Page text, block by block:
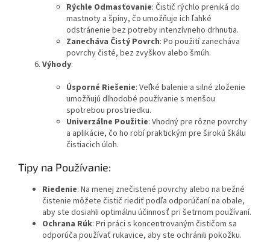
Rýchle Odmasťovanie: Čistič rýchlo preniká do
mastnoty a špiny, čo umožňuje ich ľahké
odstránenie bez potreby intenzívneho drhnutia.
Zanecháva Čistý Povrch: Po použití zanecháva
povrchy čisté, bez zvyškov alebo šmúh.
Výhody:
Úsporné Riešenie: Veľké balenie a silné zloženie
umožňujú dlhodobé používanie s menšou
spotrebou prostriedku.
Univerzálne Použitie: Vhodný pre rôzne povrchy
a aplikácie, čo ho robí praktickým pre širokú škálu
čistiacich úloh.
Tipy na Používanie:
Riedenie: Na menej znečistené povrchy alebo na bežné
čistenie môžete čistič riediť podľa odporúčaní na obale,
aby ste dosiahli optimálnu účinnosť pri šetrnom používaní.
Ochrana Rúk: Pri práci s koncentrovaným čističom sa
odporúča používať rukavice, aby ste ochránili pokožku.